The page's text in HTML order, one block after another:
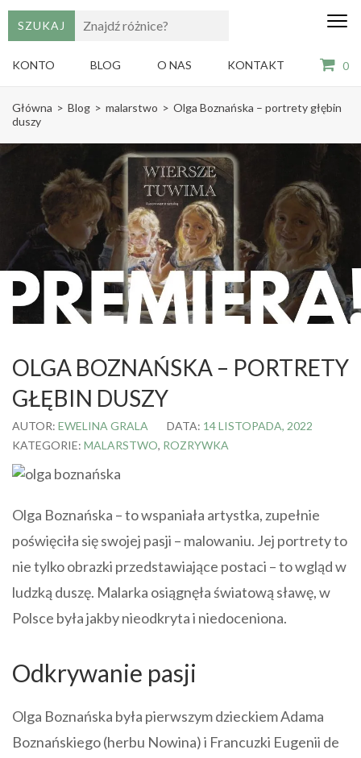
KONTO BLOG O NAS KONTAKT 0
to
(Press
Gry,
i
książki
dla
Główna > Blog > malarstwo > Olga Boznańska – portrety głębin
duszy
OLGA BOZNAŃSKA – PORTRETY
GŁĘBIN DUSZY
AUTOR: EWELINA GRALA DATA: 14 LISTOPADA, 2022
KATEGORIE: MALARSTWO, ROZRYWKA
Olga Boznańska – to wspaniała artystka, zupełnie
poświęciła się swojej pasji – malowaniu. Jej portrety to
nie tylko obrazki przedstawiające postaci – to wgląd w
ludzką duszę. Malarka osiągnęła światową sławę, w
Polsce była jakby nieodkryta i niedoceniona.
Odkrywanie pasji
Olga Boznańska była pierwszym dzieckiem Adama
Boznańskiego (herbu Nowina) i Francuzki Eugenii de